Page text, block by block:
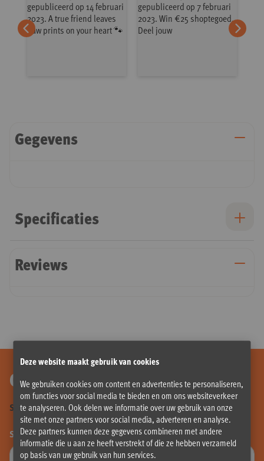
Deze website maakt gebruik van cookies
We gebruiken cookies om content en advertenties te personaliseren,
om functies voor social media te bieden en om ons websiteverkeer
te analyseren. Ook delen we informatie over uw gebruik van onze
site met onze partners voor social media, adverteren en analyse.
Deze partners kunnen deze gegevens combineren met andere
informatie die u aan ze heeft verstrekt of die ze hebben verzameld
op basis van uw gebruik van hun services.
Gegevens
Specificaties
Reviews
Onze nieuwsbrief ontvangen?
Schrijf je hier in en mis niets!
Schrijf je in voor onze nieuwsbrief: